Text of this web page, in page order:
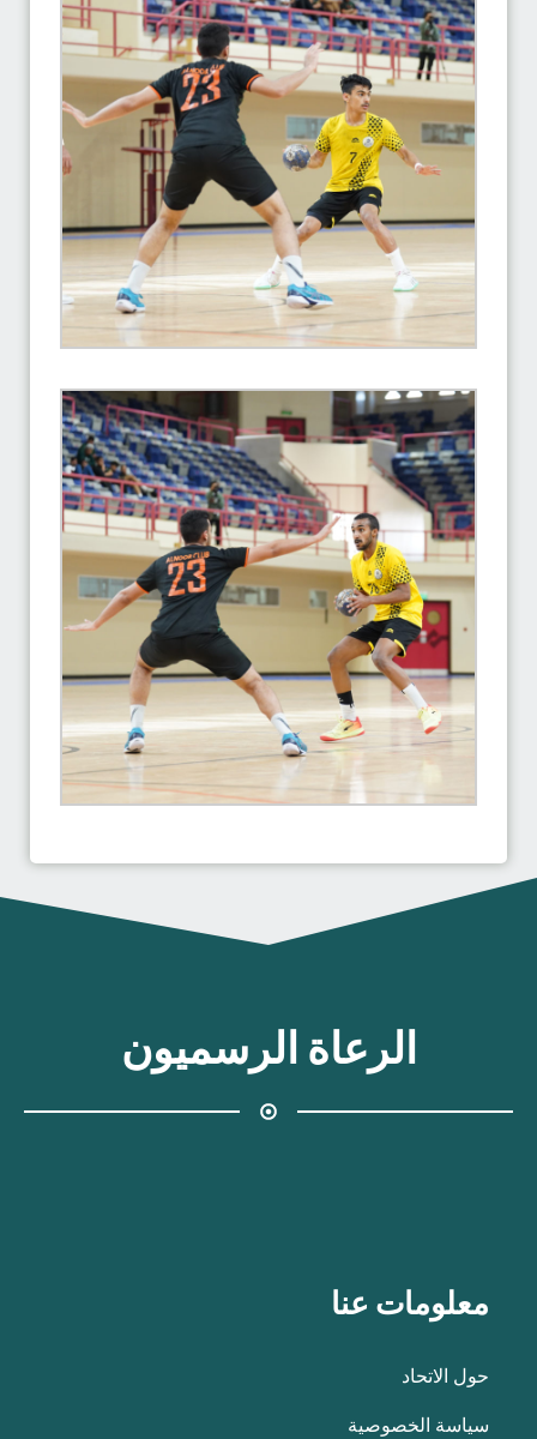
الرعاة الرسميون
معلومات عنا
حول الاتحاد
سياسة الخصوصية